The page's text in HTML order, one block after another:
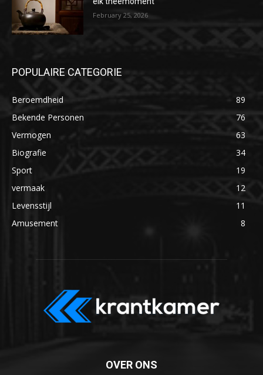
February 25, 2026
POPULAIRE CATEGORIE
Beroemdheid
89
Bekende Personen
76
Vermogen
63
Biografie
34
Sport
19
vermaak
12
Levensstijl
11
Amusement
8
OVER ONS